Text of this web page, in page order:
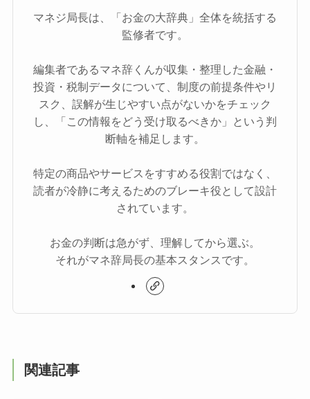
マネジ局長は、「お金の大辞典」全体を統括する
監修者です。
編集者であるマネ辞くんが収集・整理した金融・
投資・税制データについて、制度の前提条件やリ
スク、誤解が生じやすい点がないかをチェック
し、「この情報をどう受け取るべきか」という判
断軸を補足します。
特定の商品やサービスをすすめる役割ではなく、
読者が冷静に考えるためのブレーキ役として設計
されています。
お金の判断は急がず、理解してから選ぶ。
それがマネ辞局長の基本スタンスです。
関連記事